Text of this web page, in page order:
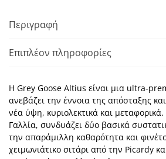
Περιγραφή
Επιπλέον πληροφορίες
Η Grey Goose Altius είναι μια ultra-
ανεβάζει την έννοια της απόσταξης
νέα ύψη, κυριολεκτικά και
Γαλλία, συνδυάζει δύο βασικά
την απαράμιλλη καθαρότητα και
χειμωνιάτικο σιτάρι από την Picardy